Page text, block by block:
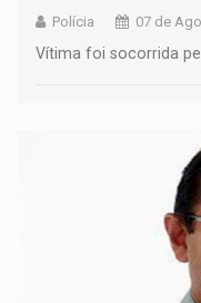
Polícia 07 de
Vítima foi socorrida